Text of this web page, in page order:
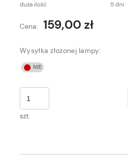
duża ilość
5 dni
Cena: 159,00 zł
Wysyłka złożonej lampy:
szt.